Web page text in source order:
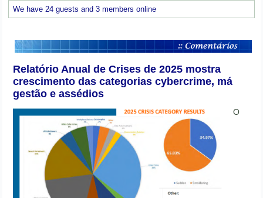
We have 24 guests and 3 members online
Relatório Anual de Crises de 2025 mostra
crescimento das categorias cybercrime, má
gestão e assédios
O